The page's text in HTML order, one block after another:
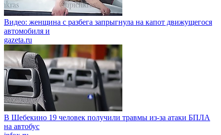
Видео: женщина с разбега запрыгнула на капот движущегося
автомобиля и
gazeta.ru
В Шебекино 19 человек получили травмы из-за атаки БПЛА
на автобус